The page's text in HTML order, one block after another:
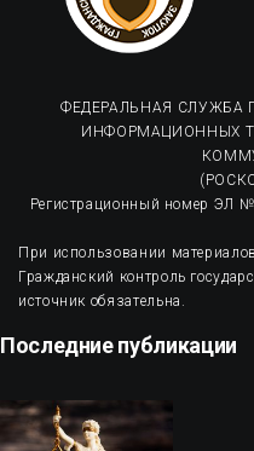
ФЕДЕРАЛЬНАЯ СЛУЖБА
ИНФОРМАЦИОННЫХ
Регистрационный номер ЭЛ
При использовании
Гражданский контроль
источник обязательна.
Последние публикации